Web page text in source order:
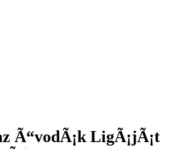
Ã“vodÃ¡k LigÃ¡jÃ¡t